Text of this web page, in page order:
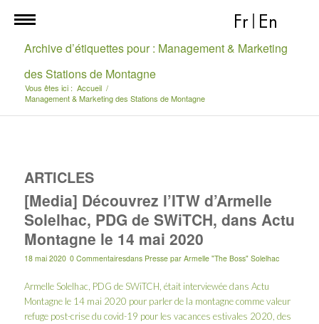
Fr En
Archive d’étiquettes pour : Management & Marketing
des Stations de Montagne
Vous êtes ici : Accueil /
Management & Marketing des Stations de Montagne
ARTICLES
[Media] Découvrez l’ITW d’Armelle
Solelhac, PDG de SWiTCH, dans Actu
Montagne le 14 mai 2020
18 mai 2020 0 Commentairesdans Presse par Armelle "The Boss" Solelhac
Armelle Solelhac, PDG de SWiTCH, était interviewée dans Actu
Montagnele 14 mai 2020 pour parler de la montagne comme valeur
refuge post-crise du covid-19 pour les vacances estivales 2020, des